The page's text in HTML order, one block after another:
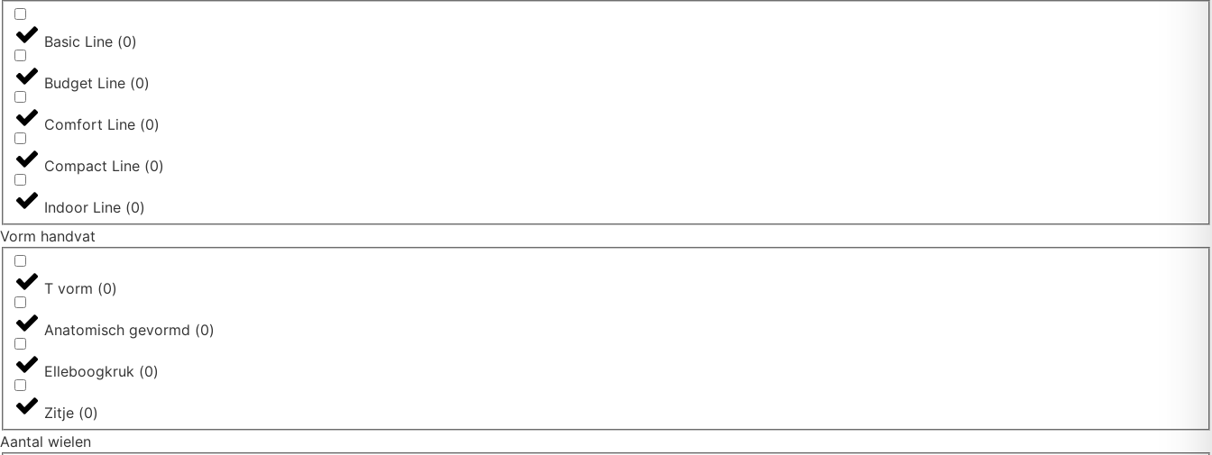
Basic Line (0)
Budget Line (0)
Comfort Line (0)
Compact Line (0)
Indoor Line (0)
Vorm handvat
T vorm (0)
Anatomisch gevormd (0)
Elleboogkruk (0)
Zitje (0)
Aantal wielen